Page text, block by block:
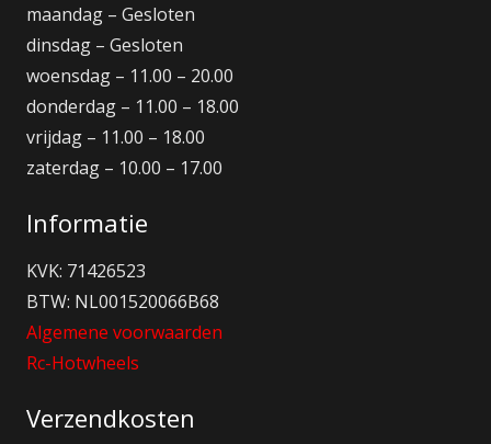
maandag – Gesloten
dinsdag – Gesloten
woensdag – 11.00 – 20.00
donderdag – 11.00 – 18.00
vrijdag – 11.00 – 18.00
zaterdag – 10.00 – 17.00
Informatie
KVK: 71426523
BTW: NL001520066B68
Algemene voorwaarden
Rc-Hotwheels
Verzendkosten